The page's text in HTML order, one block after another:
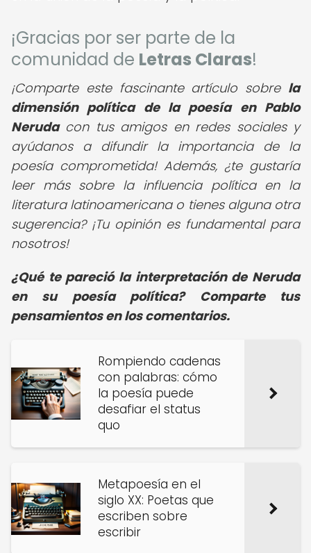
¡Gracias por ser parte de la
comunidad de Letras Claras!
¡Comparte este fascinante artículo sobre la
dimensión política de la poesía en Pablo
Nerudacon tus amigos en redes sociales y
ayúdanos a difundir la importancia de la
poesía comprometida! Además, ¿te gustaría
leer más sobre la influencia política en la
literatura latinoamericana o tienes alguna otra
sugerencia? ¡Tu opinión es fundamental para
nosotros!
¿Qué te pareció la interpretación de Neruda
en su poesía política? Comparte tus
pensamientos en los comentarios.
Rompiendo cadenas
con palabras: cómo
la poesía puede
desafiar el status
quo
Metapoesía en el
siglo XX: Poetas que
escriben sobre
escribir